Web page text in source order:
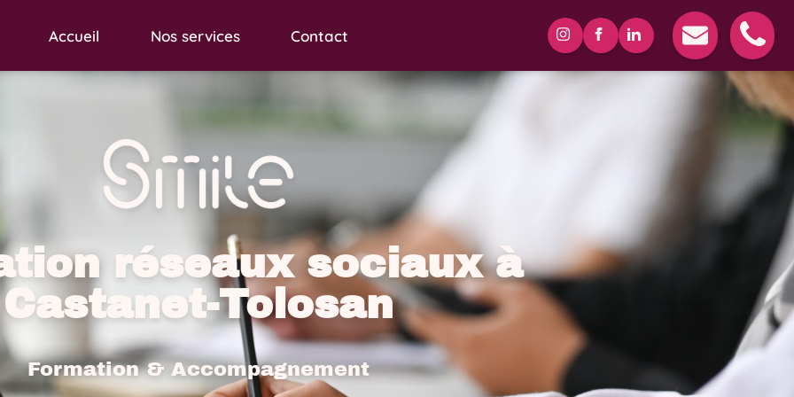
Accueil Nos services Contact
réseaux sociaux à
Castanet-Tolosan
Formation & Accompagnement